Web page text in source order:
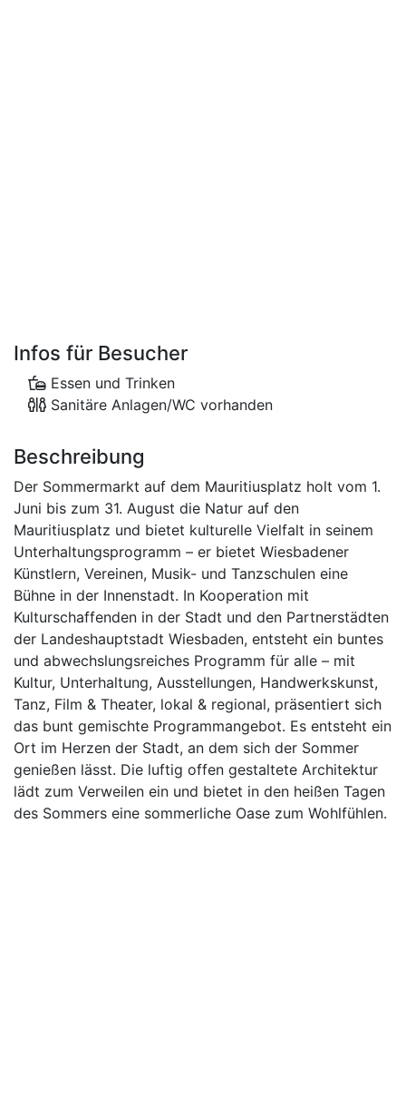
Infos für Besucher
Essen und Trinken
Sanitäre Anlagen/WC vorhanden
Beschreibung
Der Sommermarkt auf dem Mauritiusplatz holt vom 1.
Juni bis zum 31. August die Natur auf den
Mauritiusplatz und bietet kulturelle Vielfalt in seinem
Unterhaltungsprogramm – er bietet Wiesbadener
Künstlern, Vereinen, Musik- und Tanzschulen eine
Bühne in der Innenstadt. In Kooperation mit
Kulturschaffenden in der Stadt und den Partnerstädten
der Landeshauptstadt Wiesbaden, entsteht ein buntes
und abwechslungsreiches Programm für alle – mit
Kultur, Unterhaltung, Ausstellungen, Handwerkskunst,
Tanz, Film & Theater, lokal & regional, präsentiert sich
das bunt gemischte Programmangebot. Es entsteht ein
Ort im Herzen der Stadt, an dem sich der Sommer
genießen lässt. Die luftig offen gestaltete Architektur
lädt zum Verweilen ein und bietet in den heißen Tagen
des Sommers eine sommerliche Oase zum Wohlfühlen.